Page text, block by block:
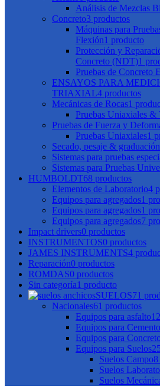
Análisis de Mezclas
Concreto3 productos
Máquinas para
Flexión1 producto
Protección y
Concreto (NDT)1
Pruebas de Concreto
ENSAYOS PARA
TRIAXIAL4 productos
Mecánicas de Rocas1
Pruebas Uniaxiales &
Pruebas de Fuerza y
Pruebas Uniaxiales1
Secado, pesaje & graduación
Sistemas para pruebas
Sistemas para Pruebas
HUMBOLDT68 productos
Elementos de Laboratorio4
Equipos para agregados1
Equipos para agregados1
Equipos para agregados7
Impact drivers0 productos
INSTRUMENTOS0 productos
JAMES INSTRUMENTS4
Reparación0 productos
ROMDAS0 productos
Sin categoría1 producto
SUELOS71
Nacionales61 productos
Equipos para asfalto
Equipos para Cemento
Equipos para
Equipos para Suelos
Suelos Campo8
Suelos
Suelos